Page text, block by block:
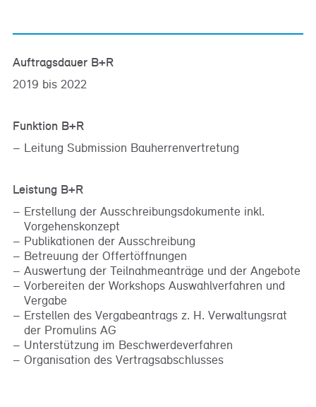
Auftragsdauer B+R
2019 bis 2022
Funktion B+R
Leitung Submission Bauherrenvertretung
Leistung B+R
Erstellung der Ausschreibungsdokumente inkl.
Vorgehenskonzept
Publikationen der Ausschreibung
Betreuung der Offertöffnungen
Auswertung der Teilnahmeanträge und der Angebote
Vorbereiten der Workshops Auswahlverfahren und
Vergabe
Erstellen des Vergabeantrags z. H. Verwaltungsrat
der Promulins AG
Unterstützung im Beschwerdeverfahren
Organisation des Vertragsabschlusses